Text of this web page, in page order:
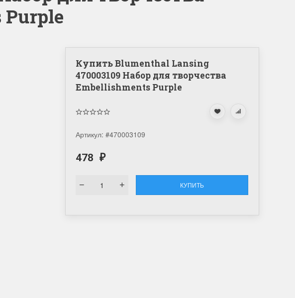
Купить Blumenthal Lansing
470003109 Набор для творчества
Embellishments Purple
Артикул: #470003109
478 ₽
КУПИТЬ